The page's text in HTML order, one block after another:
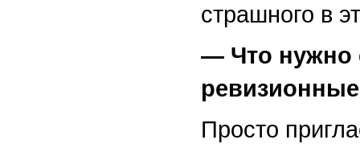
страшного в
— Что нужно
Просто